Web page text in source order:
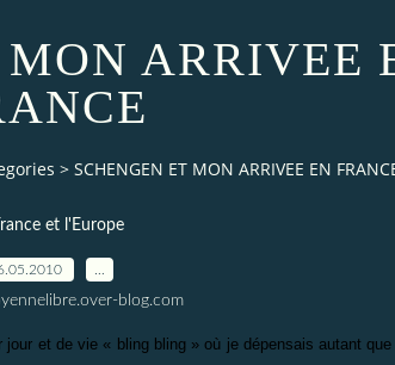
ARRIVEE
> SCHENGEN ET MON ARRIVEE EN
et l'Europe
blog.com
et de vie « bling bling » où je dépensais autant que